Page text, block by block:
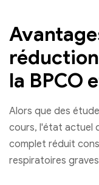
la BPCO
Alors que des
cours, l'état actuel
complet réduit
respiratoires